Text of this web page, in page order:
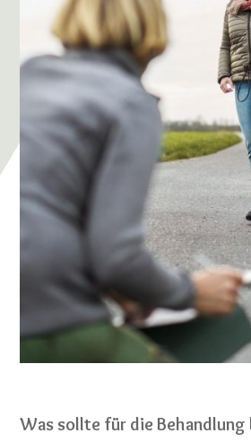
Was sollte für die